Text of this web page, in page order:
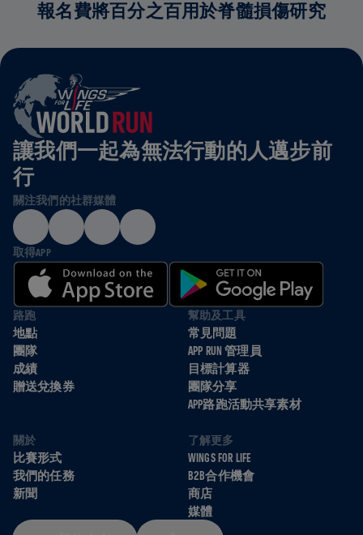
報名費將百分之百用於脊髓損傷研究
讓我們一起為無法行動的人邁步前
行
關注我們的社群媒體
取得APP
路跑
地點
團隊
成績
贈送兌換券
幫助及工具
常見問題
APP RUN 管理員
目標計算器
團隊分享
APP路跑活動共享素材
關於
比賽形式
我們的任務
新聞
了解更多
WINGS FOR LIFE
B2B合作機會
商店
媒體